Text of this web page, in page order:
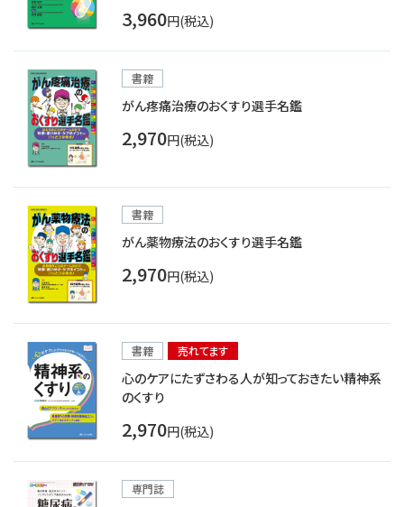
3,960円(税込)
書籍
がん疼痛治療のおくすり選手名鑑
2,970円(税込)
書籍
がん薬物療法のおくすり選手名鑑
2,970円(税込)
書籍 売れてます
心のケアにたずさわる人が知っておきたい精神系
のくすり
2,970円(税込)
専門誌